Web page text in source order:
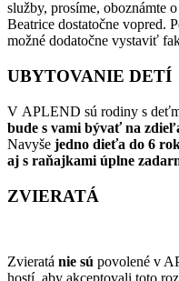
služby, prosíme, oboznámte
Beatrice dostatočne vopred.
možné dodatočne vystaviť
UBYTOVANIE DETÍ
V APLEND sú rodiny s
bude s vami bývať na
Navyše jedno dieťa do 6
aj s raňajkami úplne
ZVIERATÁ
Zvieratá nie sú povolené v